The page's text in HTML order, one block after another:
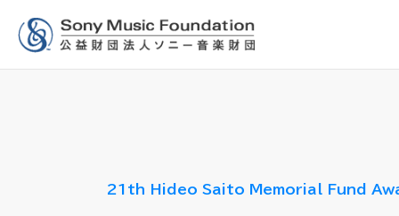
21th Hideo Saito Memorial Fund